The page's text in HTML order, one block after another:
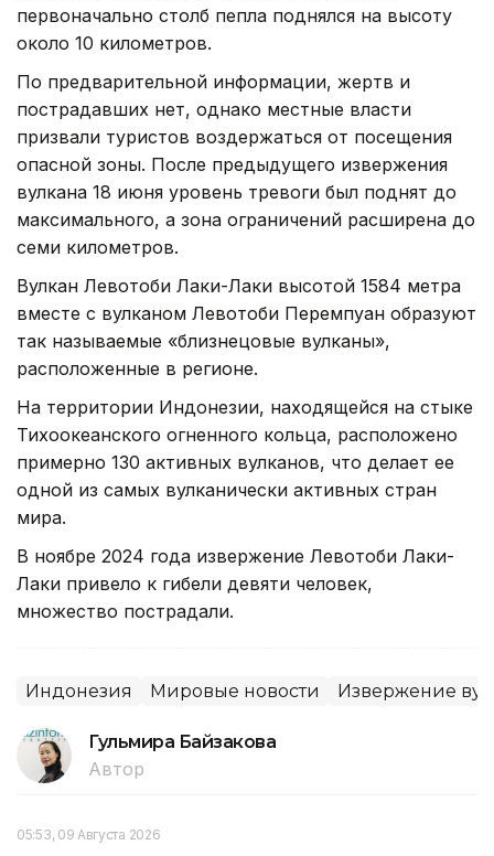
первоначально столб пепла поднялся на высоту
около 10 километров.
По предварительной информации, жертв и
пострадавших нет, однако местные власти
призвали туристов воздержаться от посещения
опасной зоны. После предыдущего извержения
вулкана 18 июня уровень тревоги был поднят до
максимального, а зона ограничений расширена до
семи километров.
Вулкан Левотоби Лаки-Лаки высотой 1584 метра
вместе с вулканом Левотоби Перемпуан образуют
так называемые «близнецовые вулканы»,
расположенные в регионе.
На территории Индонезии, находящейся на стыке
Тихоокеанского огненного кольца, расположено
примерно 130 активных вулканов, что делает ее
одной из самых вулканически активных стран
мира.
В ноябре 2024 года извержение Левотоби Лаки-
Лаки привело к гибели девяти человек,
множество пострадали.
Индонезия Мировые новости Извержение
Гульмира Байзакова
Автор
05:53, 09 Августа 2026